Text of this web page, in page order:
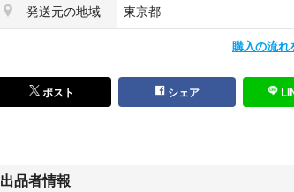
・ご購入前にプロフィールをご確認ください。
お受験 授業参観 お食事会 式典 入園式 入学式 卒園式 卒
式 二次会 お宮参り 七五三 前撮り 家族写真 ママスーツ
フォーマルスーツ フォーマル セレモニー 高見え 冠婚葬
品 大人可愛い シンプルコーデ メンズ レディース ユニセ
発送元の地域
東京都
購入の流れ
ポスト シェア
出品者情報